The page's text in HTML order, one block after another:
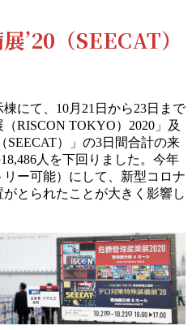
’20（SEECAT）
にて、10月21日から23日まで
RISCON TOKYO）2020」及
SEECAT）」の3日間合計の来
人を下回りました。今年
ー可能）にして、新型コロナ
とられたことが大きく影響し